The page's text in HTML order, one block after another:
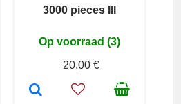
3000 pieces III
Op voorraad (3)
20,00 €